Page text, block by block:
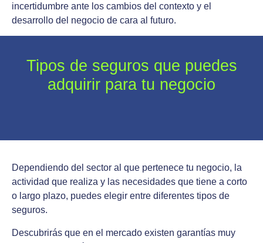
incertidumbre ante los cambios del contexto y el
desarrollo del negocio de cara al futuro.
Tipos de seguros que puedes
adquirir para tu negocio
Dependiendo del sector al que pertenece tu negocio, la
actividad que realiza y las necesidades que tiene a corto
o largo plazo, puedes elegir entre diferentes tipos de
seguros.
Descubrirás que en el mercado existen garantías muy